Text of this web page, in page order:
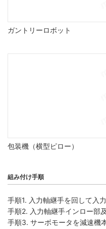
ガントリーロボット
包装機（横型ピロー）
組み付け手順
手順1. 入力軸継手を回して入
手順2. 入力軸継手インロー部
手順3. サーボモータを減速機